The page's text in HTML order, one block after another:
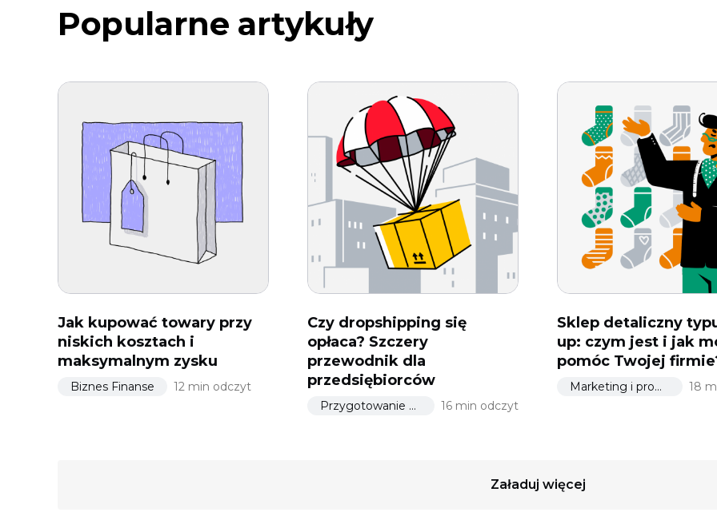
Popularne artykuły
Jak kupować towary przy
niskich kosztach i
maksymalnym zysku
Biznes Finanse 12 min odczyt
Czy dropshipping się
opłaca? Szczery
przewodnik dla
przedsiębiorców
Przygotowanie do uruchomienia 16 min odczyt
Sklep detaliczny
up: czym jest i jak
pomóc Twojej
Marketing i promocja 18
Załaduj więcej